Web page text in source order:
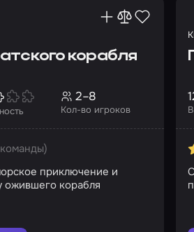
корабля
Кол-во игроков
2–8
приключение и
ожившего корабля